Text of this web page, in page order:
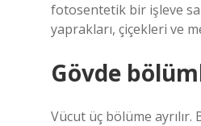
fotosentetik bir işleve
yaprakları, çiçekleri ve
Gövde
Vücut üç bölüme ayrılır.